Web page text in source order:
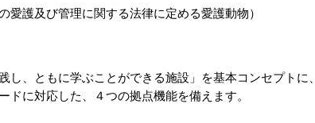
護及び管理に関する法律に定める愛護動物）
、ともに学ぶことができる施設」を基本コンセプトに、
に対応した、４つの拠点機能を備えます。